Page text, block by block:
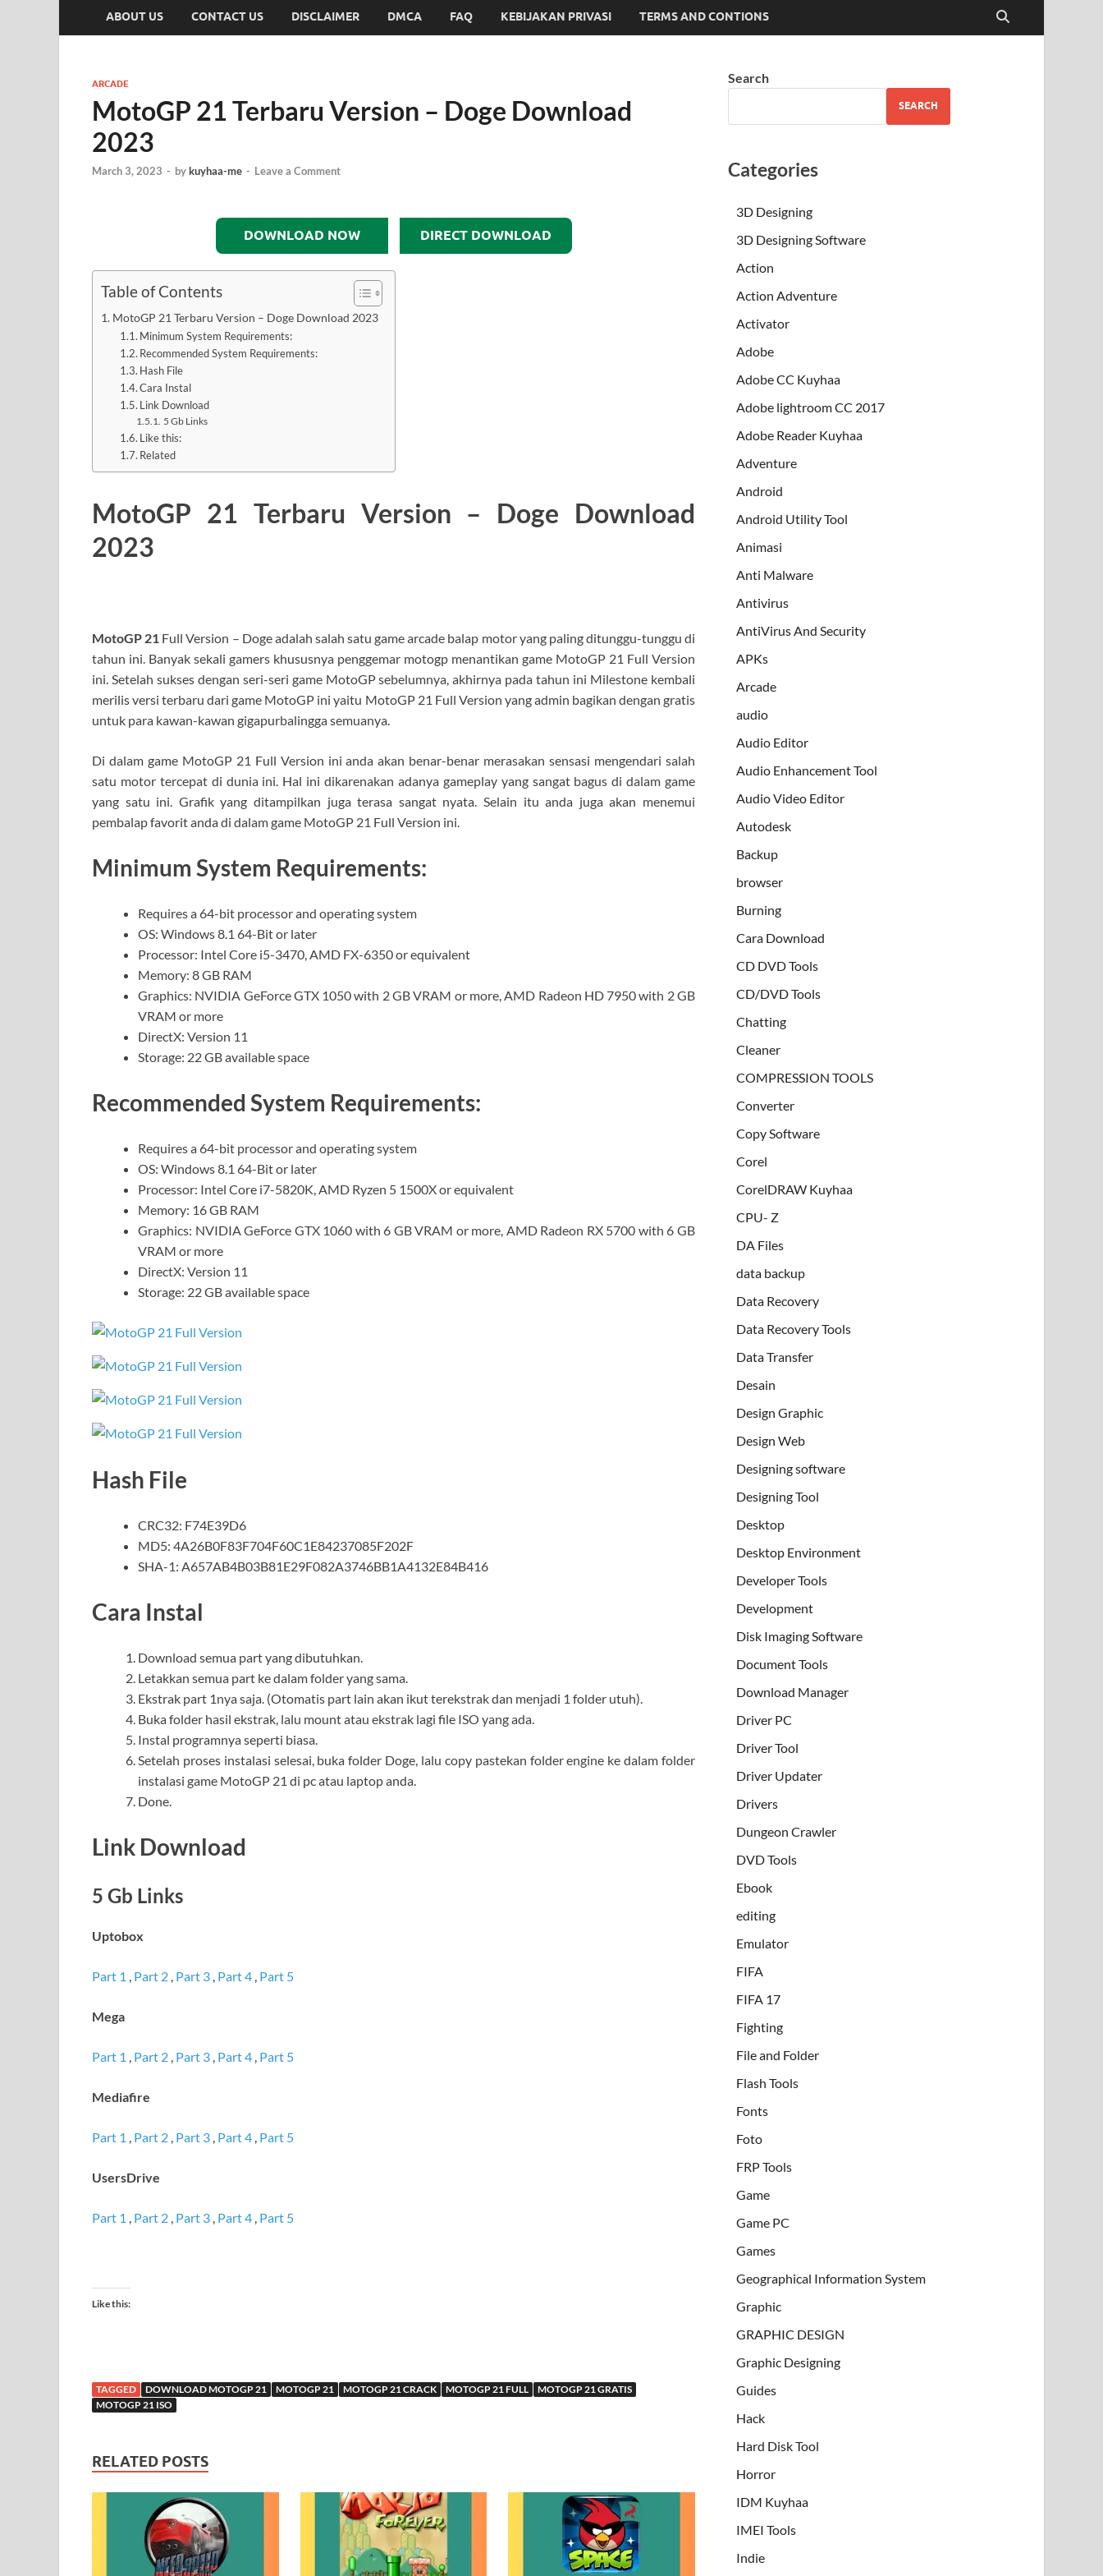
ABOUT US CONTACT US DISCLAIMER DMCA FAQ KEBIJAKAN PRIVASI TERMS AND CONTIONS
ARCADE
MotoGP 21 Terbaru Version – Doge Download
2023
March 3, 2023 - bykuyhaa-me - Leave a Comment
DOWNLOAD NOW DIRECT DOWNLOAD
Table of Contents
MotoGP 21 Terbaru Version – Doge Download 2023
Minimum System Requirements:
Recommended System Requirements:
Hash File
Cara Instal
Link Download
5 Gb Links
Like this:
Related
MotoGP 21 Terbaru Version – Doge Download
2023
MotoGP 21 Full Version – Doge adalah salah satu game arcade balap motor yang paling ditunggu-tunggu di
tahun ini. Banyak sekali gamers khususnya penggemar motogp menantikan game MotoGP 21 Full Version
ini. Setelah sukses dengan seri-seri game MotoGP sebelumnya, akhirnya pada tahun ini Milestone kembali
merilis versi terbaru dari game MotoGP ini yaitu MotoGP 21 Full Version yang admin bagikan dengan gratis
untuk para kawan-kawan gigapurbalingga semuanya.
Di dalam game MotoGP 21 Full Version ini anda akan benar-benar merasakan sensasi mengendari salah
satu motor tercepat di dunia ini. Hal ini dikarenakan adanya gameplay yang sangat bagus di dalam game
yang satu ini. Grafik yang ditampilkan juga terasa sangat nyata. Selain itu anda juga akan menemui
pembalap favorit anda di dalam game MotoGP 21 Full Version ini.
Minimum System Requirements:
Requires a 64-bit processor and operating system
OS: Windows 8.1 64-Bit or later
Processor: Intel Core i5-3470, AMD FX-6350 or equivalent
Memory: 8 GB RAM
Graphics: NVIDIA GeForce GTX 1050 with 2 GB VRAM or more, AMD Radeon HD 7950 with 2 GB
VRAM or more
DirectX: Version 11
Storage: 22 GB available space
Recommended System Requirements:
Requires a 64-bit processor and operating system
OS: Windows 8.1 64-Bit or later
Processor: Intel Core i7-5820K, AMD Ryzen 5 1500X or equivalent
Memory: 16 GB RAM
Graphics: NVIDIA GeForce GTX 1060 with 6 GB VRAM or more, AMD Radeon RX 5700 with 6 GB
VRAM or more
DirectX: Version 11
Storage: 22 GB available space
Hash File
CRC32: F74E39D6
MD5: 4A26B0F83F704F60C1E84237085F202F
SHA-1: A657AB4B03B81E29F082A3746BB1A4132E84B416
Cara Instal
Download semua part yang dibutuhkan.
Letakkan semua part ke dalam folder yang sama.
Ekstrak part 1nya saja. (Otomatis part lain akan ikut terekstrak dan menjadi 1 folder utuh).
Buka folder hasil ekstrak, lalu mount atau ekstrak lagi file ISO yang ada.
Instal programnya seperti biasa.
Setelah proses instalasi selesai, buka folder Doge, lalu copy pastekan folder engine ke dalam folder
instalasi game MotoGP 21 di pc atau laptop anda.
Done.
Link Download
5 Gb Links
Uptobox
Part 1 , Part 2 , Part 3 , Part 4 , Part 5
Mega
Part 1 , Part 2 , Part 3 , Part 4 , Part 5
Mediafire
Part 1 , Part 2 , Part 3 , Part 4 , Part 5
UsersDrive
Part 1 , Part 2 , Part 3 , Part 4 , Part 5
Like this:
TAGGED DOWNLOAD MOTOGP 21 MOTOGP 21 MOTOGP 21 CRACK MOTOGP 21 FULL
MOTOGP 21 GRATIS
MOTOGP 21 ISO
RELATED POSTS
Search
SEARCH
Categories
3D Designing
3D Designing Software
Action
Action Adventure
Activator
Adobe
Adobe CC Kuyhaa
Adobe lightroom CC 2017
Adobe Reader Kuyhaa
Adventure
Android
Android Utility Tool
Animasi
Anti Malware
Antivirus
AntiVirus And Security
APKs
Arcade
audio
Audio Editor
Audio Enhancement Tool
Audio Video Editor
Autodesk
Backup
browser
Burning
Cara Download
CD DVD Tools
CD/DVD Tools
Chatting
Cleaner
COMPRESSION TOOLS
Converter
Copy Software
Corel
CorelDRAW Kuyhaa
CPU- Z
DA Files
data backup
Data Recovery
Data Recovery Tools
Data Transfer
Desain
Design Graphic
Design Web
Designing software
Designing Tool
Desktop
Desktop Environment
Developer Tools
Development
Disk Imaging Software
Document Tools
Download Manager
Driver PC
Driver Tool
Driver Updater
Drivers
Dungeon Crawler
DVD Tools
Ebook
editing
Emulator
FIFA
FIFA 17
Fighting
File and Folder
Flash Tools
Fonts
Foto
FRP Tools
Game
Game PC
Games
Geographical Information System
Graphic
GRAPHIC DESIGN
Graphic Designing
Guides
Hack
Hard Disk Tool
Horror
IDM Kuyhaa
IMEI Tools
Indie